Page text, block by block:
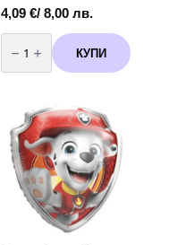
4,09 €/ 8,00 лв.
количество
за
Балон
-
фолио/-
102
см
Пепа
Пиг
(Peppa
Pig)
КУПИ